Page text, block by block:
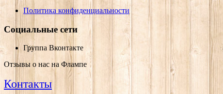
Политика конфиденциальности
Социальные сети
Группа Вконтакте
Отзывы о нас на Флампе
Контакты